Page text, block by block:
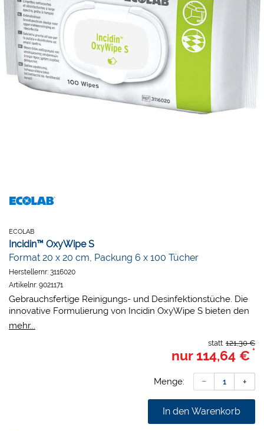
ECOLAB
Incidin™ OxyWipe S
Format 20 x 20 cm, Packung 6 x 100 Tücher
Herstellernr: 3116020
Artikelnr: 9021171
Gebrauchsfertige Reinigungs- und Desinfektionstüche. Die
innovative Formulierung von Incidin OxyWipe S bieten den
einzigartigen Vorteil einer patentierten Wasserstoffperoxid-
breites Spektrum an Bakterien und Viren und hinterlässt
Wischtuch freigesetzte Flüssigkeit bestätigt
mehr...
121,30 €
statt
nur 114,64 € *
Menge:
In den Warenkorb